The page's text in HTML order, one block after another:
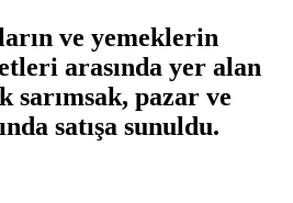
ve yemeklerin
arasında yer alan
sarımsak, pazar ve
satışa sunuldu.